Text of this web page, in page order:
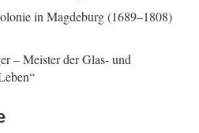
in Magdeburg (1689–1808)
– Meister der Glas- und